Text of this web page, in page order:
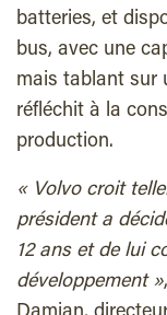
batteries, et
bus, avec une
mais tablant sur
réfléchit à la
production.
«Volvo croit
président a
12 ans et de lui
développement »